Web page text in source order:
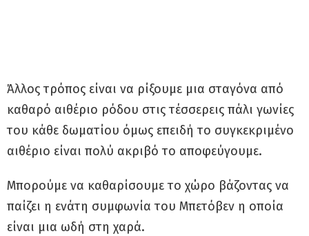
Άλλος τρόπος είναι να ρίξουμε μια σταγόνα από
καθαρό αιθέριο ρόδου στις τέσσερεις πάλι γωνίες
του κάθε δωματίου όμως επειδή το συγκεκριμένο
αιθέριο είναι πολύ ακριβό το αποφεύγουμε.
Μπορούμε να καθαρίσουμε το χώρο βάζοντας να
παίζει η ενάτη συμφωνία του Μπετόβεν η οποία
είναι μια ωδή στη χαρά.